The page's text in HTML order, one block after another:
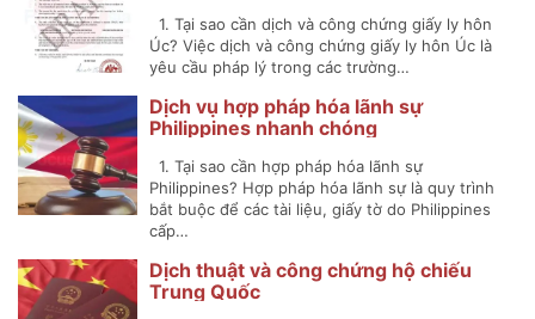
1. Tại sao cần dịch và công chứng giấy ly hôn
Úc? Việc dịch và công chứng giấy ly hôn Úc là
yêu cầu pháp lý trong các trường…
Dịch vụ hợp pháp hóa lãnh sự
Philippines nhanh chóng
1. Tại sao cần hợp pháp hóa lãnh sự
Philippines? Hợp pháp hóa lãnh sự là quy trình
bắt buộc để các tài liệu, giấy tờ do Philippines
cấp…
Dịch thuật và công chứng hộ chiếu
Trung Quốc